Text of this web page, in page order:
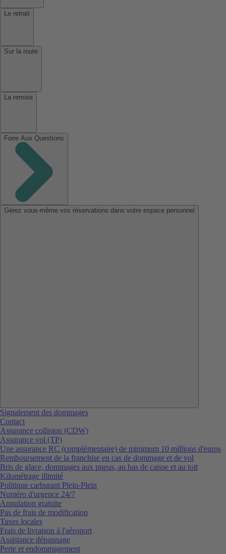
Le retrait
Sur la route
La remise
Foire Aux Questions
Gérez vous-même vos réservations dans votre espace personnel
Signalement des dommages
Contact
Assurance collision (CDW)
Assurance vol (TP)
Une assurance RC (complémentaire) de minimum 10 millions d'euros
Remboursement de la franchise en cas de dommage et de vol
Bris de glace, dommages aux pneus, au bas de caisse et au toit
Kilométrage illimité
Politique carburant Plein-Plein
Numéro d'urgence 24/7
Annulation gratuite
Pas de frais de modification
Taxes locales
Frais de livraison à l'aéroport
Assistance dépannage
Perte et endommagement